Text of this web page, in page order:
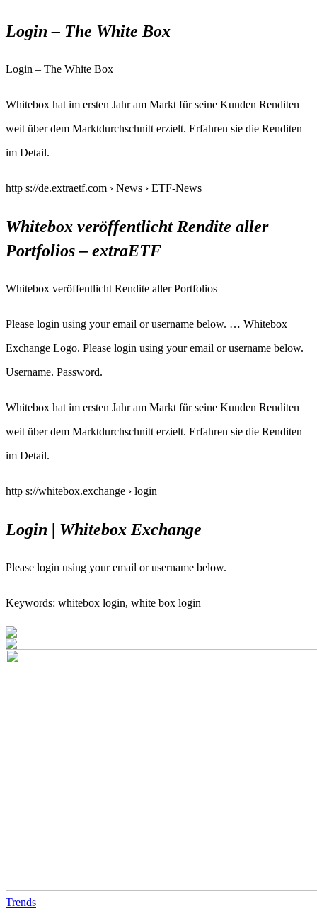
Login – The White Box
Login – The White Box
Whitebox hat im ersten Jahr am Markt für seine Kunden Renditen
weit über dem Marktdurchschnitt erzielt. Erfahren sie die Renditen
im Detail.
http s://de.extraetf.com › News › ETF-News
Whitebox veröffentlicht Rendite aller
Portfolios – extraETF
Whitebox veröffentlicht Rendite aller Portfolios
Please login using your email or username below. … Whitebox
Exchange Logo. Please login using your email or username below.
Username. Password.
Whitebox hat im ersten Jahr am Markt für seine Kunden Renditen
weit über dem Marktdurchschnitt erzielt. Erfahren sie die Renditen
im Detail.
http s://whitebox.exchange › login
Login | Whitebox Exchange
Please login using your email or username below.
Keywords: whitebox login, white box login
Trends